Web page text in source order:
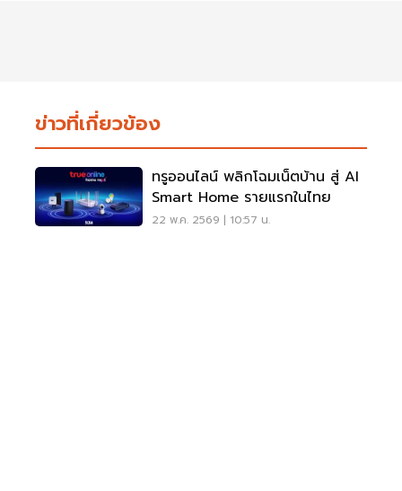
ข่าวที่เกี่ยวข้อง
ทรูออนไลน์ พลิกโฉมเน็ตบ้าน สู่ AI
Smart Home รายแรกในไทย
22 พ.ค. 2569 | 10:57 น.